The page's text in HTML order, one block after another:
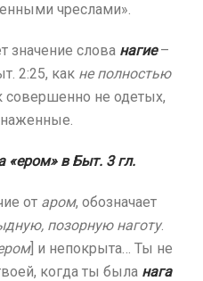
чреслами».
значение слова нагие–
2:25, как не полностью
совершенно не одетых,
«ером» в Быт. 3 гл.
от аром, обозначает
позорную наготу.
] и непокрыта… Ты не
когда ты была нага